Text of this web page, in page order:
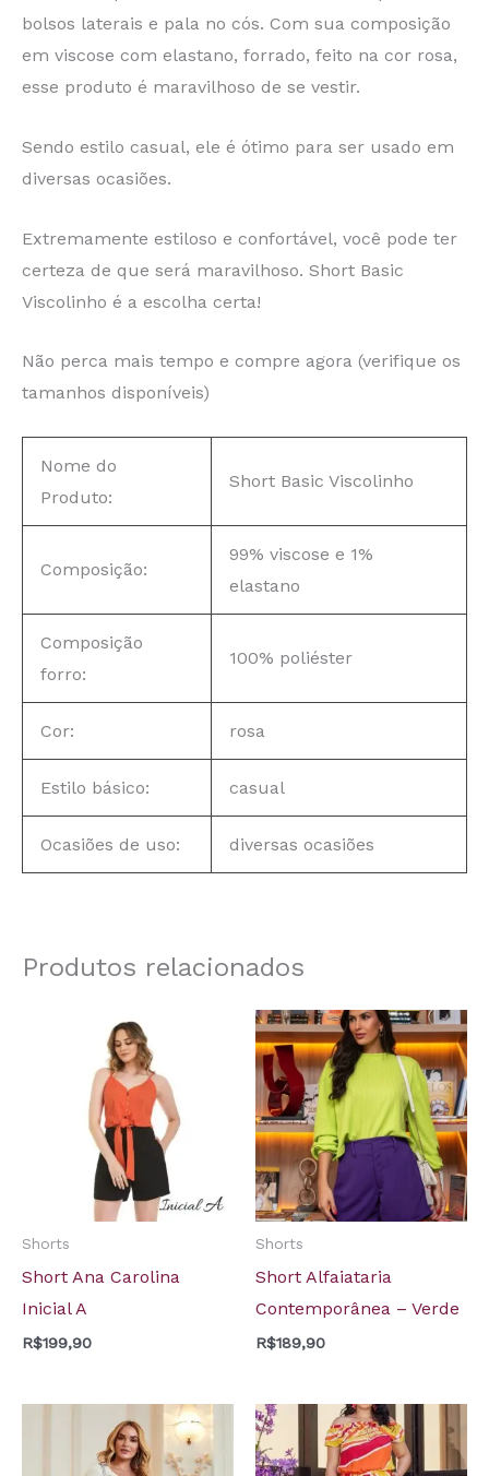
bolsos laterais e pala no cós. Com sua composição
em viscose com elastano, forrado, feito na cor rosa,
esse produto é maravilhoso de se vestir.
Sendo estilo casual, ele é ótimo para ser usado em
diversas ocasiões.
Extremamente estiloso e confortável, você pode ter
certeza de que será maravilhoso. Short Basic
Viscolinho é a escolha certa!
Não perca mais tempo e compre agora (verifique os
tamanhos disponíveis)
Nome do
Produto:
Short Basic Viscolinho
Composição:
99% viscose e 1%
elastano
Composição
forro:
100% poliéster
Cor: rosa
Estilo básico: casual
Ocasiões de uso: diversas ocasiões
Produtos relacionados
Shorts
Short Ana Carolina
Inicial A
R$199,90
Shorts
Short Alfaiataria
Contemporânea – Verde
R$189,90